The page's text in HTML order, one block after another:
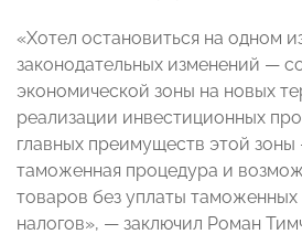
«Хотел остановиться на одном
законодательных изменений —
экономической зоны на новых
реализации инвестиционных
главных преимуществ этой
таможенная процедура и
товаров без уплаты
налогов», — заключил Роман